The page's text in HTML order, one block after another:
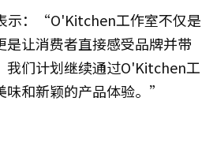
示：“O'Kitchen工作室不仅是
是让消费者直接感受品牌并带
我们计划继续通过O'Kitchen工
和新颖的产品体验。”